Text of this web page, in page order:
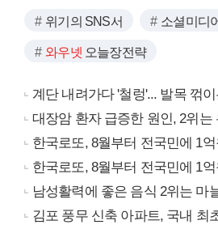
위기의 SNS서 소셜미디
와우넷 오늘장전략
계단 내려가다 '철렁'... 발목 꺾
대장암 환자 급증한 원인, 2위는
한국로또, 8월부터 전국민에 1
한국로또, 8월부터 전국민에 1
남성활력에 좋은 음식 2위는 마
김포 풍무 신축 아파트, 국내 최